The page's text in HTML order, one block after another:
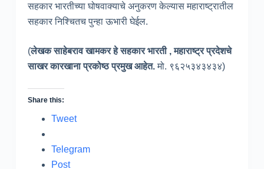
सहकार भारतीच्या घोषवाक्याचे अनुकरण केल्यास महाराष्ट्रातील
सहकार निश्चितच पुन्हा ऊभारी घेईल.
(लेखक साहेबराव खामकर हे सहकार भारती , महाराष्ट्र प्रदेशचे
साखर कारखाना प्रकोष्ठ प्रमुख आहेत.मो. ९६२५३४३४३४)
Share this:
Tweet
Telegram
Post